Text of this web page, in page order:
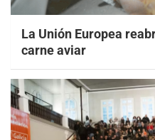
La Unión Europea
carne aviar